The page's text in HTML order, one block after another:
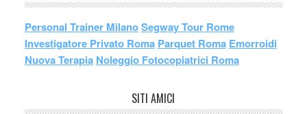
Personal Trainer MilanoSegway Tour Rome
Investigatore Privato Roma Parquet Roma Emorroidi
Nuova Terapia Noleggio Fotocopiatrici Roma
SITI AMICI